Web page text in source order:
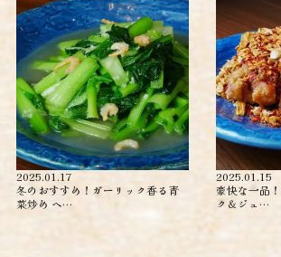
2025.01.17
冬のおすすめ！ガーリック香る青
菜炒め ヘ…
2025.01.15
豪快な一品
ク＆ジュ…